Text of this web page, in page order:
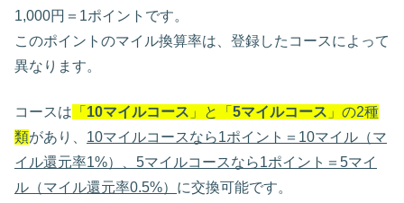
1,000円＝1ポイントです。
このポイントのマイル換算率は、登録したコースによって
異なります。
コースは 「 10マイルコース 」と「 5マイルコース 」の2種
類があり、 10マイルコースなら1ポイント＝10マイル（マ
イル還元率1%）、5マイルコースなら1ポイント＝5マイ
ル（マイル還元率0.5%） に交換可能です。